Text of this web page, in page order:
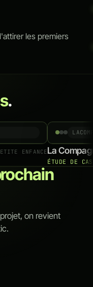
les premiers
.
ENFANCELa
ÉTUDE DE CAS
on revient